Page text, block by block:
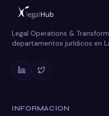
Legal Operations &
departamentos jurídicos en
INFORMACION